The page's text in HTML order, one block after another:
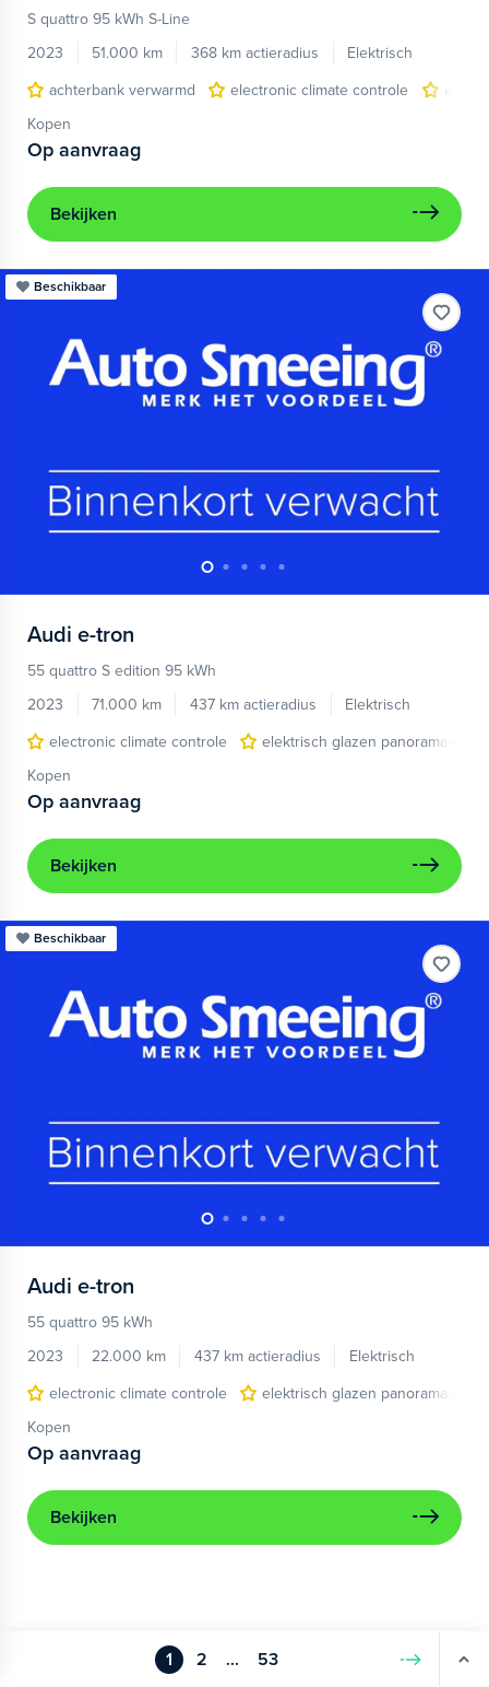
S quattro 95 kWh S-Line
2023
51.000 km 368 km actieradius
Elektrisch
achterbank verwarmd
electronic climate controle
Kopen
Op aanvraag
Bekijken
Beschikbaar
Audi e-tron
55 quattro S edition 95 kWh
2023
71.000 km 437 km actieradius
Elektrisch
electronic climate controle
elektrisch glazen panorama-dak
Kopen
Op aanvraag
Bekijken
Beschikbaar
Audi e-tron
55 quattro 95 kWh
2023
22.000 km 437 km actieradius
Elektrisch
electronic climate controle
elektrisch glazen panorama-dak
Kopen
Op aanvraag
Bekijken
1 2 ... 53 Volgende